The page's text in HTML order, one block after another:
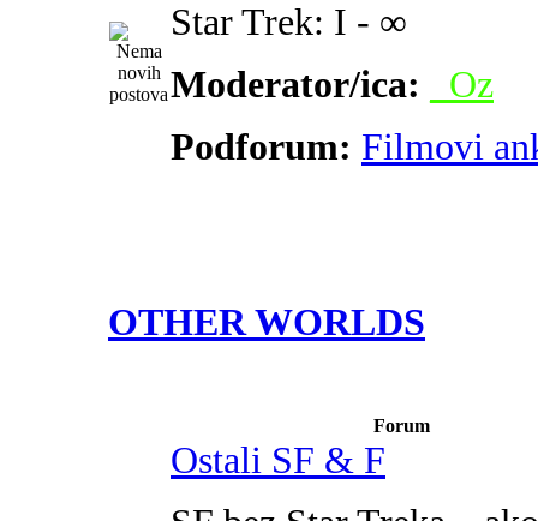
Star Trek: I - ∞
Moderator/ica:
_Oz
Podforum: Filmovi
OTHER WORLDS
Forum
Ostali SF & F